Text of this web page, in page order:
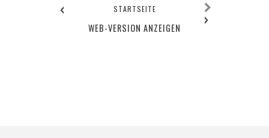
‹ ›
STARTSEITE
WEB-VERSION ANZEIGEN